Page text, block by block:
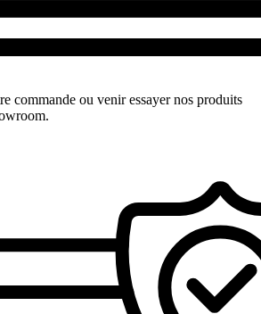
commande ou venir essayer nos produits